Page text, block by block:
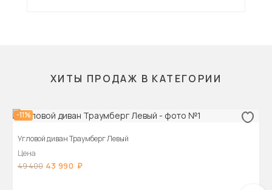
ХИТЫ ПРОДАЖ В КАТЕГОРИИ
-11%
Угловой диван Траумберг Левый
Цена
49 400 43 990